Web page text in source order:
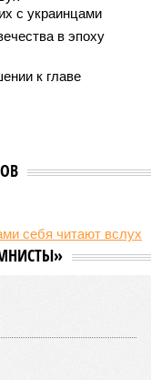
не будет (фото: Deep
у человека не
технологиях и
дебатах о
учёных: в
всём виноваты
научном издании
К ним
– повышенная